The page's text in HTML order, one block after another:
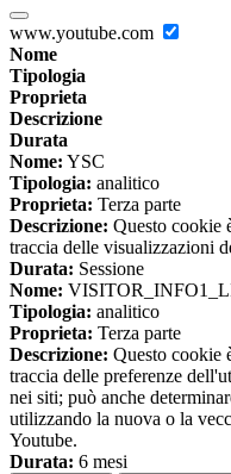
www.youtube.com
Nome
Tipologia
Proprieta
Descrizione
Durata
Nome: YSC
Tipologia: analitico
Proprieta: Terza parte
Descrizione: Questo cookie
traccia delle visualizzazioni
Durata: Sessione
Nome:
Tipologia: analitico
Proprieta: Terza parte
Descrizione: Questo cookie
traccia delle preferenze
nei siti; può anche
utilizzando la nuova o la
Youtube.
Durata: 6 mesi